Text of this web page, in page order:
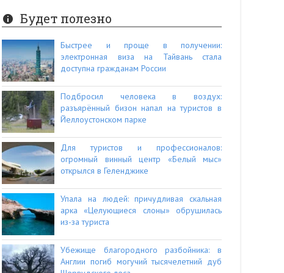
Будет полезно
Быстрее и проще в получении:
электронная виза на Тайвань стала
доступна гражданам России
Подбросил человека в воздух:
разъярённый бизон напал на туристов в
Йеллоустонском парке
Для туристов и профессионалов:
огромный винный центр «Белый мыс»
открылся в Геленджике
Упала на людей: причудливая скальная
арка «Целующиеся слоны» обрушилась
из-за туриста
Убежище благородного разбойника: в
Англии погиб могучий тысячелетний дуб